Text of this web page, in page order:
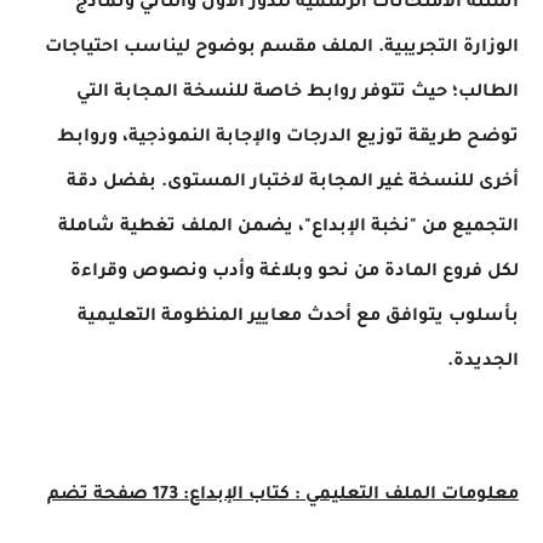
التجريبية. الملف مقسم بوضوح ليناسب احتياجات
حيث تتوفر روابط خاصة للنسخة المجابة التي
طريقة توزيع الدرجات والإجابة النموذجية، وروابط
للنسخة غير المجابة لاختبار المستوى. بفضل دقة
من "نخبة الإبداع"، يضمن الملف تغطية شاملة
المادة من نحو وبلاغة وأدب ونصوص وقراءة
يتوافق مع أحدث معايير المنظومة التعليمية
الملف التعليمي : كتاب الإبداع: 173 صفحة تضم